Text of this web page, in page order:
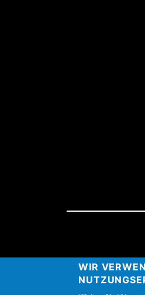
WIR